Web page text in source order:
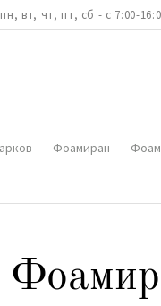
вт, чт, пт, сб - с 7:00-
Фоамиран